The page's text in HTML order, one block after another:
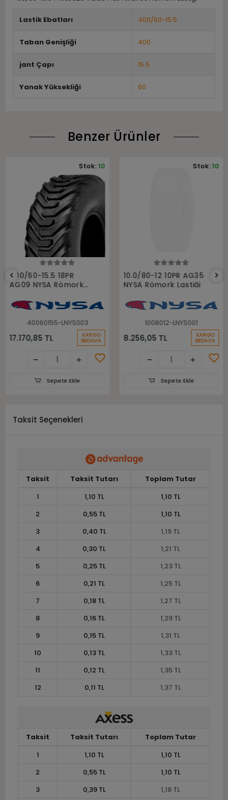
Lastik Ebatları 400/60-15.5
Taban Genişliği 400
jant Çapı 15.5
Yanak Yüksekliği 60
Benzer Ürünler
400/60-15.5 18PR
AG09 NYSA Römork
40060155-LNYS003
17.170,85 TL KARGO
BEDAVA
Stok:10
Sepete Ekle
10.0/80-12 10PR AG35
NYSA Römork Lastiği
1008012-LNYS001
8.256,05 TL KARGO
BEDAVA
Stok:10
Sepete Ekle
Taksit Seçenekleri
Taksit Taksit Tutarı
Toplam Tutar
1
1,10 TL
1,10 TL
2
0,55 TL
1,10 TL
3
0,40 TL
1,19 TL
4
0,30 TL
1,21 TL
5
0,25 TL
1,23 TL
6
0,21 TL
1,25 TL
7
0,18 TL
1,27 TL
8
0,16 TL
1,29 TL
9
0,15 TL
1,31 TL
10
0,13 TL
1,33 TL
11
0,12 TL
1,35 TL
12
0,11 TL 1,37 TL
Taksit Taksit Tutarı
Toplam Tutar
1
1,10 TL
1,10 TL
2
0,55 TL
1,10 TL
3
0,39 TL
1,18 TL